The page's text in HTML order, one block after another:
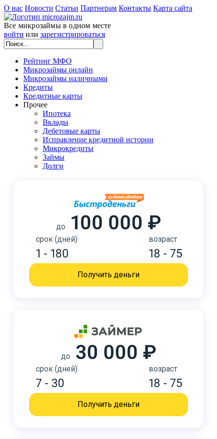
О нас Новости Статьи Партнерам Контакты Карта сайта
Все микрозаймы в одном месте
войти или зарегистрироваться
Рейтинг МФО
Микрозаймы онлайн
Микрозаймы наличными
Кредиты
Кредитные карты
Прочее
Ипотека
Вклады
Дебетовые карты
Исправление кредитной истории
Микрокредиты
Займы
Долги
до 100 000 ₽
срок (дней)
1 - 180
возраст
18 - 75
Получить деньги
до 30 000 ₽
срок (дней)
7 - 30
возраст
18 - 75
Получить деньги